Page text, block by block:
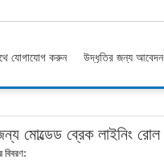
যোগাযোগ করুন উদ্ধৃতির জন্য আবেদন
মোল্ডেড ব্রেক লাইনিং রোল
বিবরণ: